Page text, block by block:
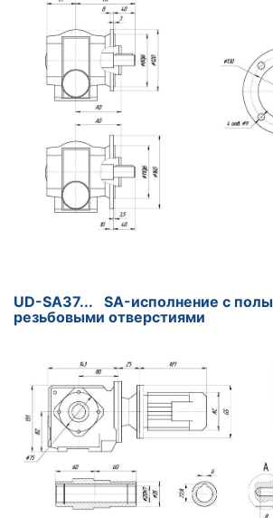
UD-SA37... SA-исполнение с
резьбовыми отверстиями